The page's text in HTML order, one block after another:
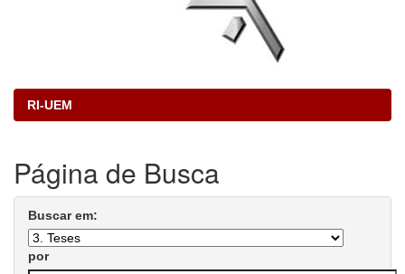
RI-UEM
Página de Busca
Buscar em:
por